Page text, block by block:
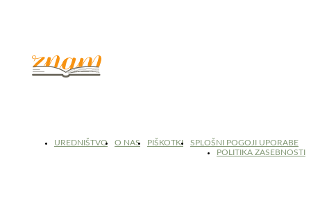
UREDNIŠTVO O NAS PIŠKOTKI
SPLOŠNI POGOJI UPORABE
POLITIKA ZASEBNOSTI